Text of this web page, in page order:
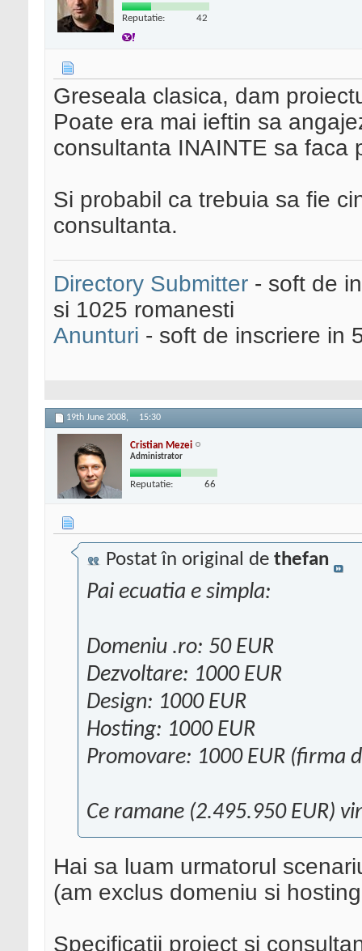
Reputatie: 42
Greseala clasica, dam
Poate era mai ieftin sa
consultanta INAINTE sa faca
Si probabil ca trebuia sa fie
consultanta.
Directory Submitter - soft de
si 1025 romanesti
Anunturi - soft de inscriere in
19th June 2008, 15:30
Cristian Mezei
Administrator
Reputatie: 66
Postat în original de thefan
Pai ecuatia e simpla:
Domeniu .ro: 50 EUR
Dezvoltare: 1000 EUR
Design: 1000 EUR
Hosting: 1000 EUR
Promovare: 1000 EUR (firma
Ce ramane (2.495.950 EUR)
Hai sa luam urmatorul
(am exclus domeniu si
Specificatii proiect si